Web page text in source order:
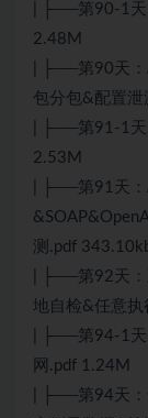
| ├──第90-1
2.48M
| ├──第90天
包分包&配置
| ├──第91-1天
2.53M
| ├──第91天
测.pdf
| ├──第92天
地自检&任意
| ├──第94-1天
网.pdf 1.24M
| ├──第94天